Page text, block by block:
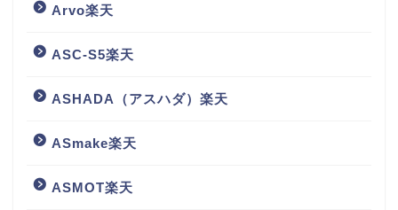
Arvo楽天
ASC-S5楽天
ASHADA（アスハダ）楽天
ASmake楽天
ASMOT楽天